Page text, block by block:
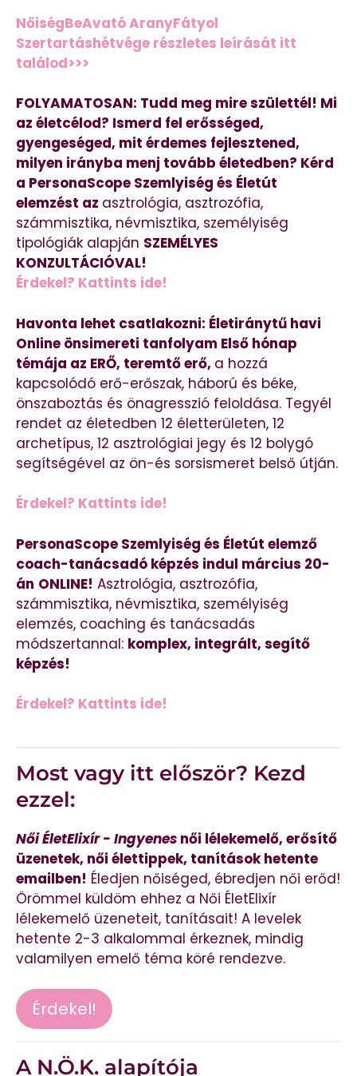
NőiségBeAvató AranyFátyol
Szertartáshétvége részletes leírását itt
találod>>>
FOLYAMATOSAN: Tudd meg mire születtél! Mi
az életcélod? Ismerd fel erősséged,
gyengeséged, mit érdemes fejlesztened,
milyen irányba menj tovább életedben? Kérd
a PersonaScope Szemlyiség és Életút
elemzést az asztrológia, asztrozófia,
számmisztika, névmisztika, személyiség
tipológiák alapján SZEMÉLYES
KONZULTÁCIÓVAL!
Érdekel? Kattints ide!
Havonta lehet csatlakozni: Életiránytű havi
Online önsimereti tanfolyam Első hónap
témája az ERŐ, teremtő erő, a hozzá
kapcsolódó erő-erőszak, háború és béke,
önszaboztás és önagresszió feloldása. Tegyél
rendet az életedben 12 életterületen, 12
archetípus, 12 asztrológiai jegy és 12 bolygó
segítségével az ön-és sorsismeret belső útján.
Érdekel? Kattints ide!
PersonaScope Szemlyiség és Életút elemző
coach-tanácsadó képzés indul március 20-
án ONLINE! Asztrológia, asztrozófia,
számmisztika, névmisztika, személyiség
elemzés, coaching és tanácsadás
módszertannal: komplex, integrált, segítő
képzés!
Érdekel? Kattints ide!
Most vagy itt először? Kezd
ezzel:
Női ÉletElixír - Ingyenes női lélekemelő, erősítő
üzenetek, női élettippek, tanítások hetente
emailben! Éledjen nőiséged, ébredjen női erőd!
Örömmel küldöm ehhez a Női ÉletElixír
lélekemelő üzeneteit, tanításait! A levelek
hetente 2-3 alkalommal érkeznek, mindig
valamilyen emelő téma köré rendezve.
Érdekel!
A N.Ö.K. alapítója